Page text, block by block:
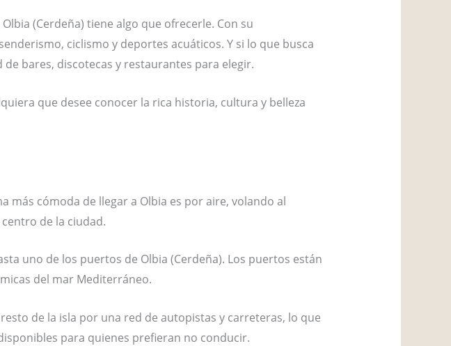
(Cerdeña) tiene algo que ofrecerle. Con su
ciclismo y deportes acuáticos. Y si lo que busca
bares, discotecas y restaurantes para elegir.
que desee conocer la rica historia, cultura y belleza
más cómoda de llegar a Olbia es por aire, volando al
de la ciudad.
uno de los puertos de Olbia (Cerdeña). Los puertos están
del mar Mediterráneo.
de la isla por una red de autopistas y carreteras, lo que
para quienes prefieran no conducir.